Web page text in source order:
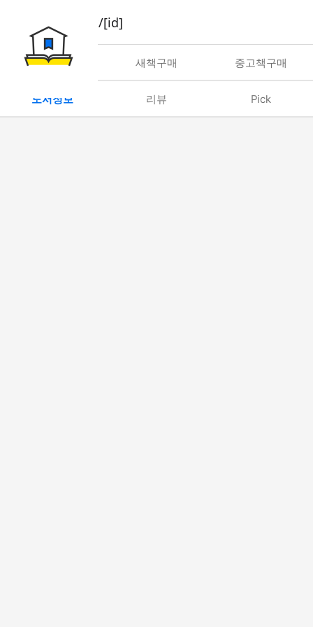
book/rent/[id]
대여 새책구매 중고책구매
도서정보 리뷰 Pick